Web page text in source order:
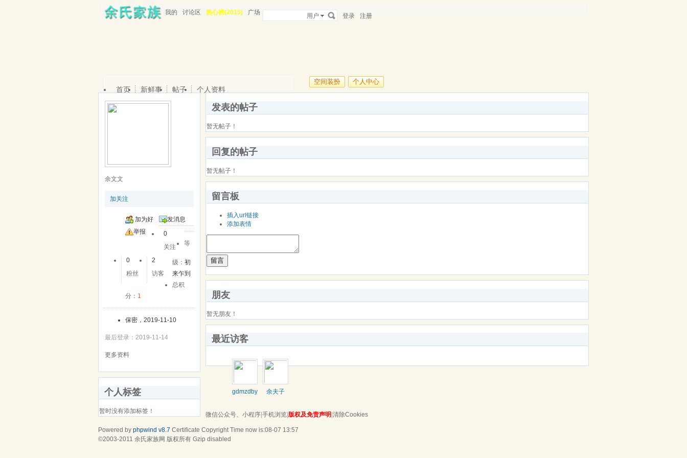
我的 讨论区 热心榜(2015) 广场 用户 登录 注册
空间装扮 个人中心
首页 新鲜事 帖子 个人资料
余文文
加关注
加为好
友
发消息
举报
0
关注
0
粉丝
2
访客
等
级：初
来乍到
总积
分： 1
保密，2019-11-10
最后登录：2019-11-14
更多资料
个人标签
暂时没有添加标签！
发表的帖子
暂无帖子！
回复的帖子
暂无帖子！
留言板
插入url链接
添加表情
留言
朋友
暂无朋友！
最近访客
gdmzdbyj 余夫子
微信公众号、小程序 手机浏览 版权及免责声明 清除Cookies
Powered by phpwind v8.7 Certificate Copyright Time now is:08-07 13:57
©2003-2011 余氏家族网 版权所有 Gzip disabled